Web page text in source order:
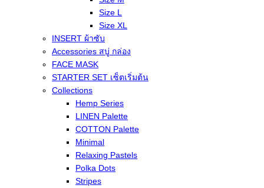
Size L
Size XL
INSERT ผ้าซับ
Accessories สบู่ กล่อง
FACE MASK
STARTER SET เซ็ตเริ่มต้น
Collections
Hemp Series
LINEN Palette
COTTON Palette
Minimal
Relaxing Pastels
Polka Dots
Stripes